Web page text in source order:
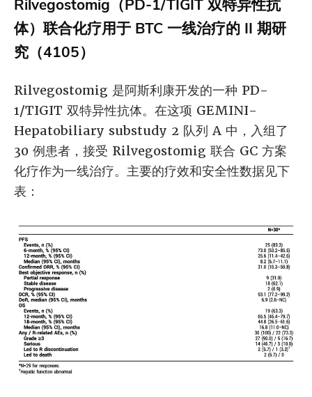
Rilvegostomig（PD-1/TIGIT 双特异性抗
体）联合化疗用于 BTC 一线治疗的 II 期研
究（4105）
Rilvegostomig 是阿斯利康开发的一种 PD-
1/TIGIT 双特异性抗体。在这项 GEMINI-
Hepatobiliary substudy 2 队列 A 中，入组了
30 例患者，接受 Rilvegostomig 联合 GC 方案
化疗作为一线治疗。主要的疗效和安全性数据见下
表：